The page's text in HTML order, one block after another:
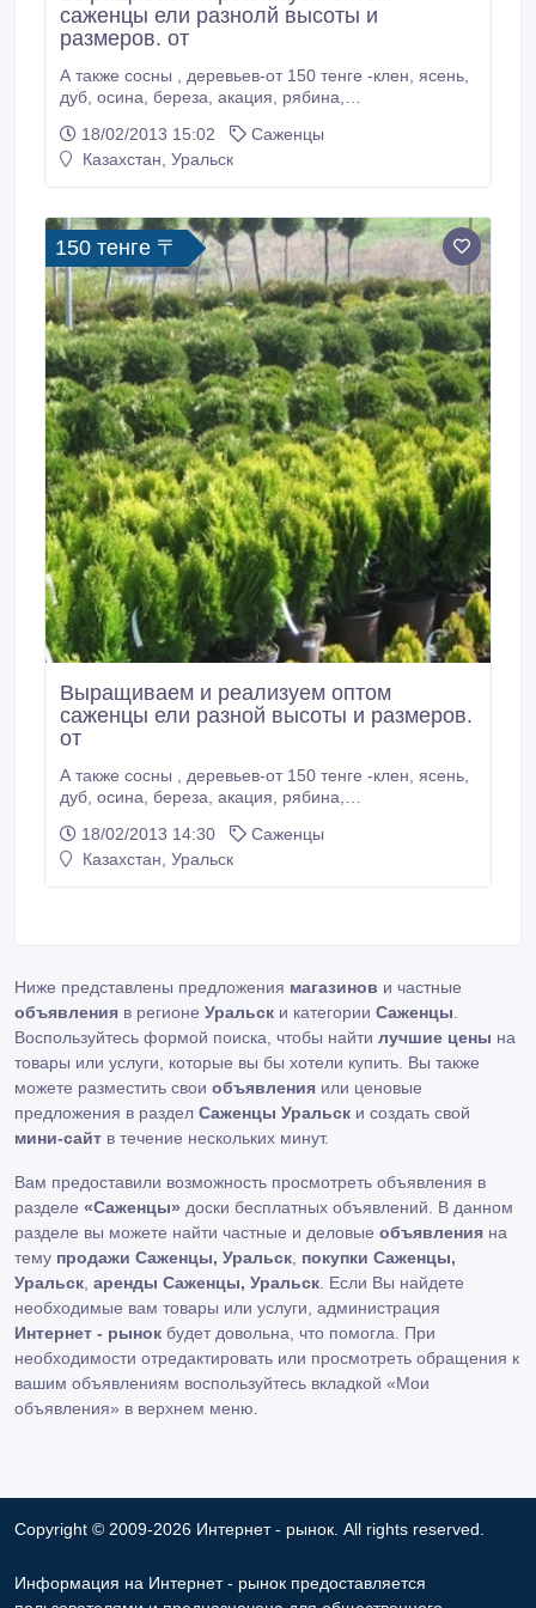
саженцы ели разнолй высоты и
размеров. от
А также сосны , деревьев-от 150 тенге -клен, ясень,
дуб, осина, береза, акация, рябина,
боярышник, акация, ирга, розы-кусты в
ассортименте на прививке 44сорта по 400тенге
однолетняя(петуния, тагетес, цинерария, астры,
лобелии и др.
18/02/2013 15:02
Саженцы
Казахстан, Уральск
150 тенге 〒
Выращиваем и реализуем оптом
саженцы ели разной высоты и размеров.
от
А также сосны , деревьев-от 150 тенге -клен, ясень,
дуб, осина, береза, акация, рябина,
боярышник, акация, ирга, розы-кусты в
ассортименте на прививке 44сорта по 400тенге
18/02/2013 14:30
Саженцы
Казахстан, Уральск
Ниже представлены предложения магазинов и частные
объявления в регионе Уральск и категории Саженцы
Воспользуйтесь формой поиска, чтобы найти лучшие цены на
товары или услуги, которые вы бы хотели купить. Вы также
можете разместить свои объявления или ценовые
предложения в раздел Саженцы Уральск и создать свой
мини-сайт в течение нескольких минут.
Вам предоставили возможность просмотреть объявления в
разделе «Саженцы» доски бесплатных объявлений. В данном
разделе вы можете найти частные и деловые объявления на
тему продажи Саженцы, Уральск покупки Саженцы,
Уральск аренды Саженцы, Уральск . Если Вы найдете
необходимые вам товары или услуги, администрация
Интернет - рынок будет довольна, что помогла. При
необходимости отредактировать или просмотреть обращения к
вашим объявлениям воспользуйтесь вкладкой «Мои
объявления» в верхнем меню.
Copyright © 2009-2026 Интернет - рынок. All rights reserved.
Информация на Интернет - рынок предоставляется